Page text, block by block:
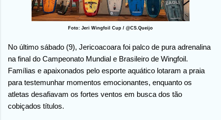
Foto: Jeri Wingfoil Cup / @CS.Queijo
No último sábado (9), Jericoacoara foi palco de pura adrenalina
na final do Campeonato Mundial e Brasileiro de Wingfoil.
Famílias e apaixonados pelo esporte aquático lotaram a praia
para testemunhar momentos emocionantes, enquanto os
atletas desafiavam os fortes ventos em busca dos tão
cobiçados títulos.